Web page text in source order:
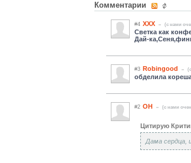
Комментарии
#4 ХХХ (c нами
Светка как
Дай-
#3 Robingood
обделила
#2 ОН (c нами
Цитирую
Дама сердца,